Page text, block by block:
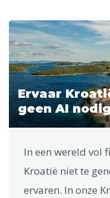
Ervaar
geen AI
In een wereld vol
Kroatië niet te
ervaren. In onze